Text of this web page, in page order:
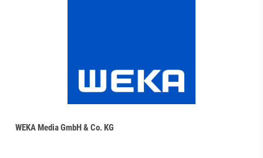
WEKA Media GmbH & Co. KG